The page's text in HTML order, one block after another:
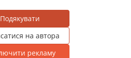
Подякувати
на автора
рекламу